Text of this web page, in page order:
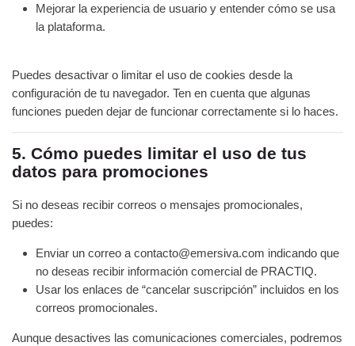
Mejorar la experiencia de usuario y entender cómo se usa
la plataforma.
Puedes desactivar o limitar el uso de cookies desde la
configuración de tu navegador. Ten en cuenta que algunas
funciones pueden dejar de funcionar correctamente si lo haces.
5. Cómo puedes limitar el uso de tus
datos para promociones
Si no deseas recibir correos o mensajes promocionales,
puedes:
Enviar un correo a contacto@emersiva.com indicando que
no deseas recibir información comercial de PRACTIQ.
Usar los enlaces de “cancelar suscripción” incluidos en los
correos promocionales.
Aunque desactives las comunicaciones comerciales, podremos